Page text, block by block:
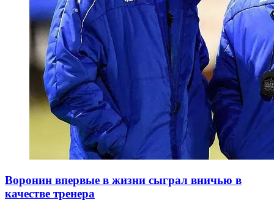
Воронин впервые в жизни сыграл вничью в
качестве тренера